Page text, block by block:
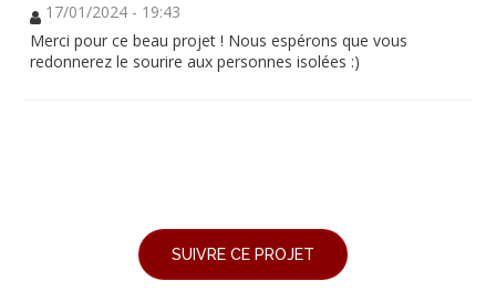
17/01/2024 - 19:43
Merci pour ce beau projet ! Nous espérons que vous
redonnerez le sourire aux personnes isolées :)